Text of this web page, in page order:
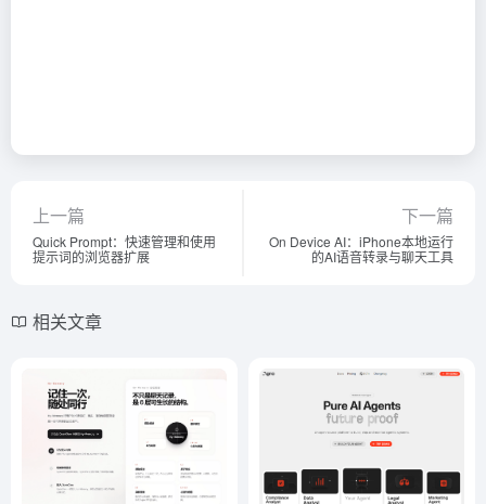
上一篇
Quick Prompt：快速管理和使用
提示词的浏览器扩展
下一篇
On Device AI：iPhone本地运行
的AI语音转录与聊天工具
相关文章